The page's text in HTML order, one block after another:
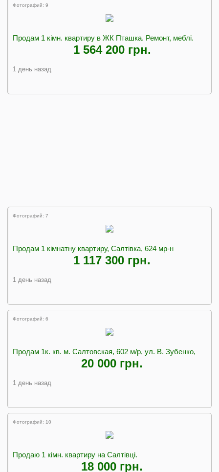
Фотографий: 9
Продам 1 кімн. квартиру в ЖК Пташка. Ремонт, меблі.
1 564 200 грн.
1 день назад
Фотографий: 7
Продам 1 кімнатну квартиру, Салтівка, 624 мр-н
1 117 300 грн.
1 день назад
Фотографий: 6
Продам 1к. кв. м. Салтовская, 602 м/р, ул. В. Зубенко,
20 000 грн.
1 день назад
Фотографий: 10
Продаю 1 кімн. квартиру на Салтівці.
18 000 грн.